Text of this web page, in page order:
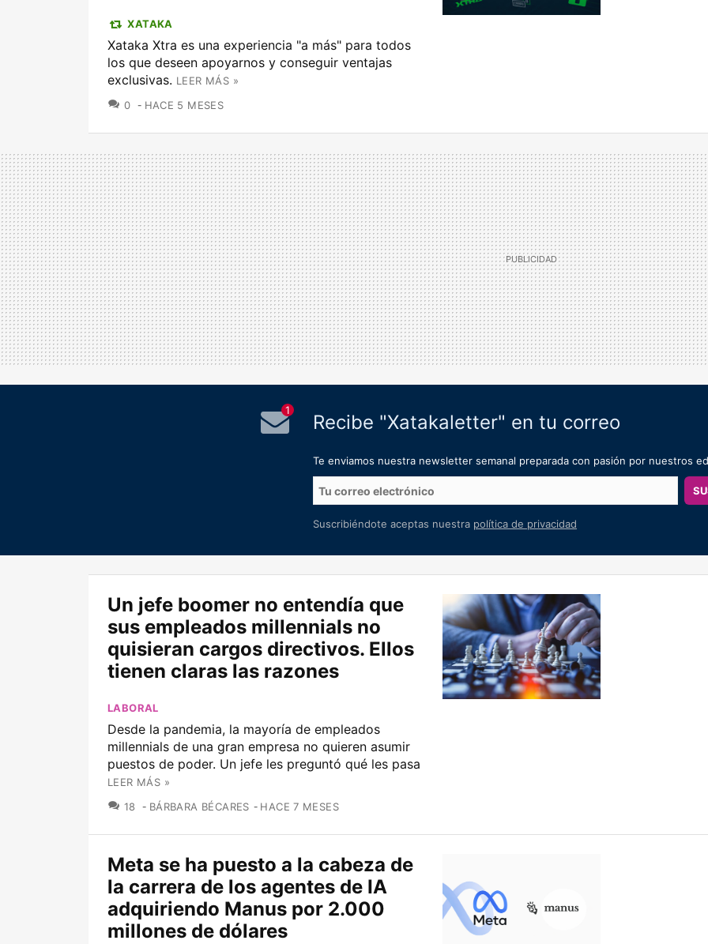
XATAKA
Xataka Xtra es una experiencia "a más" para todos
los que deseen apoyarnos y conseguir ventajas
exclusivas. LEER MÁS »
0 COMENTARIOS
HACE 5 MESES
1
Recibe "Xatakaletter" en tu correo
Te enviamos nuestra newsletter semanal preparada con pasión por nuestros
Suscribiéndote aceptas nuestra política de privacidad
Un jefe boomer no entendía que
sus empleados millennials no
quisieran cargos directivos. Ellos
tienen claras las razones
LABORAL
Desde la pandemia, la mayoría de empleados
millennials de una gran empresa no quieren asumir
puestos de poder. Un jefe les preguntó qué les pasa
LEER MÁS »
18 COMENTARIOS
BÁRBARA BÉCARES HACE 7 MESES
Meta se ha puesto a la cabeza de
la carrera de los agentes de IA
adquiriendo Manus por 2.000
millones de dólares